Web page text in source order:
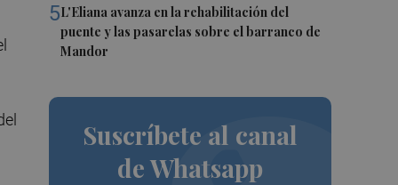
5L'Eliana avanza en la rehabilitación del
puente y las pasarelas sobre el barranco de
Mandor
Suscríbete al canal
de Whatsapp